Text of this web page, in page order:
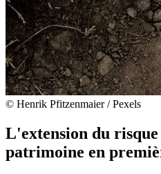
© Henrik Pfitzenmaier / Pexels
L'extension du
patrimoine en